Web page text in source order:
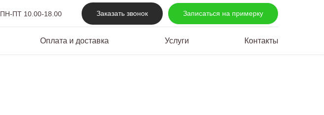
ПН-ПТ 10.00-18.00 Заказать звонок Записаться на примерку
Оплата и доставка Услуги Контакты